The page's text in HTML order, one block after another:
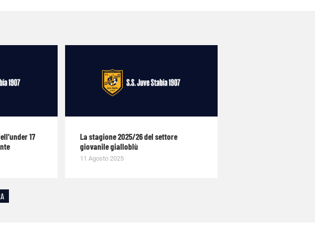
17
La stagione 2025/26 del settore
giovanile gialloblù
11 Agosto 2025